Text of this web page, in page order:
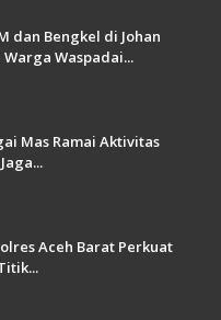
dan Bengkel di Johan
Waspadai...
Mas Ramai Aktivitas
Aceh Barat Perkuat